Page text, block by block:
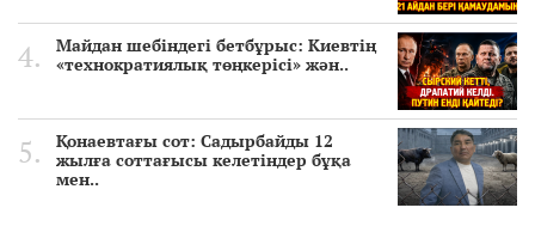
Майдан шебіндегі бетбұрыс: Киевтің
«технократиялық төңкерісі» жән..
Қонаевтағы сот: Садырбайды 12
жылға соттағысы келетіндер бұқа
мен..